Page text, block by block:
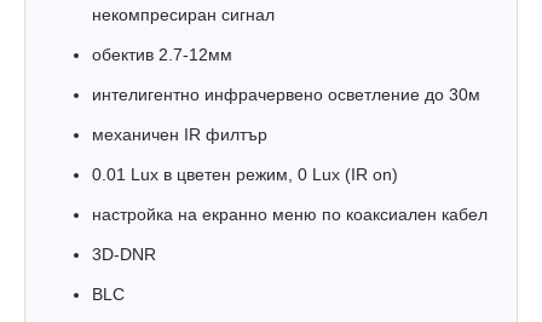
некомпресиран сигнал
обектив 2.7-12мм
интелигентно инфрачервено осветление до 30м
механичен IR филтър
0.01 Lux в цветен режим, 0 Lux (IR on)
настройка на екранно меню по коаксиален кабел
3D-DNR
BLC